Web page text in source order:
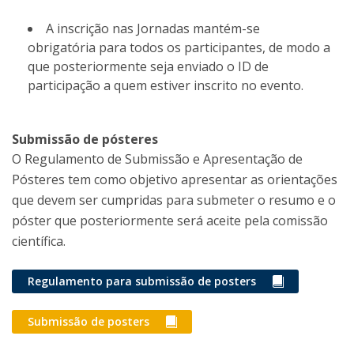
A inscrição nas Jornadas mantém-se
obrigatória para todos os participantes, de modo a
que posteriormente seja enviado o ID de
participação a quem estiver inscrito no evento.
Submissão de pósteres
O Regulamento de Submissão e Apresentação de
Pósteres tem como objetivo apresentar as orientações
que devem ser cumpridas para submeter o resumo e o
póster que posteriormente será aceite pela comissão
científica.
Regulamento para submissão de posters
Submissão de posters